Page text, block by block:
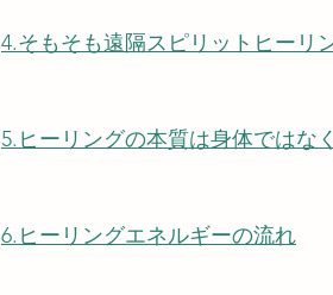
4.そもそも遠隔スピリットヒーリ
5.ヒーリングの本質は身体ではな
6.​ヒーリングエネルギーの流れ